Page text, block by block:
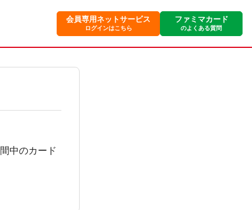
会員専用ネットサービス
ログインはこちら
ファミマカード
のよくある質問
中のカード